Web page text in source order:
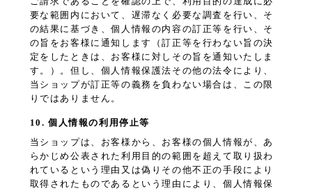
要な範囲内において、遅滞なく必要な調査を行い、そ
の結果に基づき、個人情報の内容の訂正等を行い、そ
の旨をお客様に通知します（訂正等を行わない旨の決
定をしたときは、お客様に対しその旨を通知いたしま
す。）。但し、個人情報保護法その他の法令により、
当ショップが訂正等の義務を負わない場合は、この限
りではありません。
10. 個人情報の利用停止等
当ショップは、お客様から、お客様の個人情報が、あ
らかじめ公表された利用目的の範囲を超えて取り扱わ
れているという理由又は偽りその他不正の手段により
取得されたものであるという理由により、個人情報保